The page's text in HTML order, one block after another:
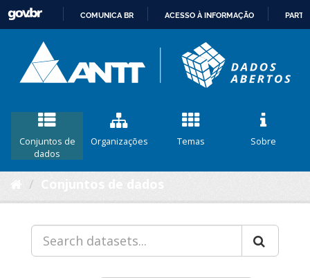
CONTEÚDO
COMUNICA BR ACESSO À INFORMAÇÃO
Conjuntos de
dados
Organizações Temas Sobre